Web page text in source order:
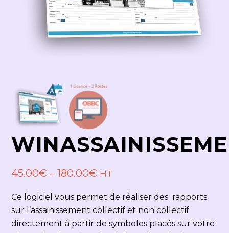
45.00€ –180.00€ HT
Ce logiciel vous permet de réaliser des rapports
sur l’assainissement collectif et non collectif
directement à partir de symboles placés sur votre